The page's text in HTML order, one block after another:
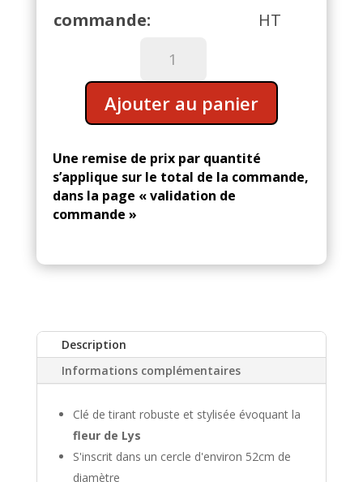
commande:
HT
Ancre
n°42
-
-
clé
de
Ajouter au panier
A
r
v
Une remise de prix par quantité
s’applique sur le total de la commande,
dans la page « validation de
commande »
Description
Informations complémentaires
Clé de tirant robuste et stylisée évoquant la
fleur de Lys
S'inscrit dans un cercle d'environ 52cm de
diamètre